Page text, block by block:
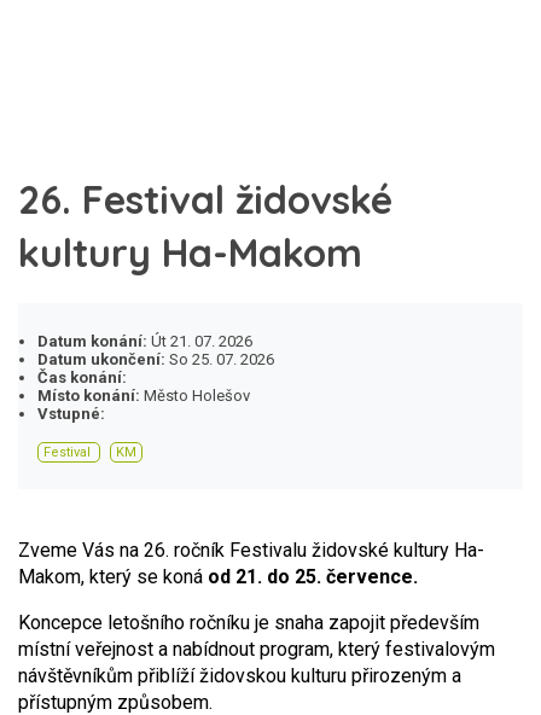
26. Festival židovské
kultury Ha-Makom
Datum konání: Út 21. 07. 2026
Datum ukončení: So 25. 07. 2026
Čas konání:
Místo konání: Město Holešov
Vstupné:
Festival KM
Zveme Vás na 26. ročník Festivalu židovské kultury Ha-
Makom, který se koná od 21. do 25. července.
Koncepce letošního ročníku je snaha zapojit především
místní veřejnost a nabídnout program, který festivalovým
návštěvníkům přiblíží židovskou kulturu přirozeným a
přístupným způsobem.